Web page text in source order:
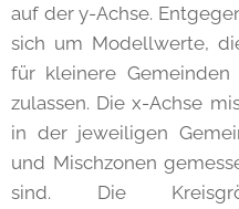
auf der y-Achse.
sich um Modellwerte,
für kleinere
zulassen. Die x-Achse
in der jeweiligen
und Mischzonen
sind. Die